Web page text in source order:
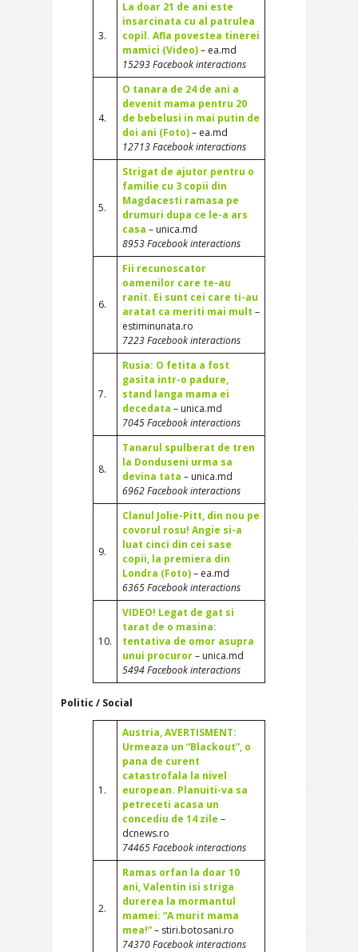
3.
La doar 21 de ani este
insarcinata cu al patrulea
copil. Afla povestea tinerei
mamici (Video)– ea.md
15293 Facebook interactions
4.
O tanara de 24 de ani a
devenit mama pentru 20
de bebelusi in mai putin de
doi ani (Foto)– ea.md
12713 Facebook interactions
5.
Strigat de ajutor pentru o
familie cu 3 copii din
Magdacesti ramasa pe
drumuri dupa ce le-a ars
casa – unica.md
8953 Facebook interactions
6.
Fii recunoscator
oamenilor care te-au
ranit. Ei sunt cei care ti-au
aratat ca meriti mai mult –
estiminunata.ro
7223 Facebook interactions
7.
Rusia: O fetita a fost
gasita intr-o padure,
stand langa mama ei
decedata – unica.md
7045 Facebook interactions
8.
Tanarul spulberat de tren
la Donduseni urma sa
devina tata – unica.md
6962 Facebook interactions
9.
Clanul Jolie-Pitt, din nou pe
covorul rosu! Angie si-a
luat cinci din cei sase
copii, la premiera din
Londra (Foto)– ea.md
6365 Facebook interactions
10.
VIDEO! Legat de gat si
tarat de o masina:
tentativa de omor asupra
unui procuror– unica.md
5494 Facebook interactions
Politic / Social
1.
Austria, AVERTISMENT:
Urmeaza un “Blackout”, o
pana de curent
catastrofala la nivel
european. Planuiti-va sa
petreceti acasa un
concediu de 14 zile –
dcnews.ro
74465 Facebook interactions
2.
Ramas orfan la doar 10
ani, Valentin isi striga
durerea la mormantul
mamei: “A murit mama
mea!”– stiri.botosani.ro
74370 Facebook interactions